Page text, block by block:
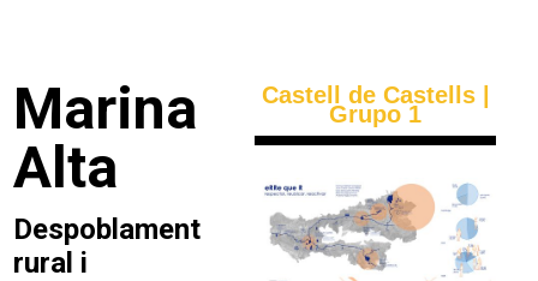
Marina
Alta
Despoblament
rural i
Castell de Castells |
Grupo 1